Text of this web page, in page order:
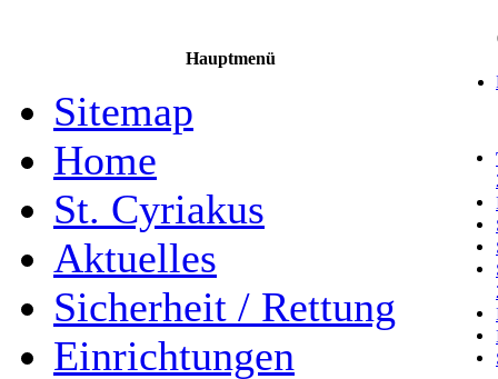
Hauptmenü
Sitemap
Home
St. Cyriakus
Aktuelles
Sicherheit / Rettung
Einrichtungen